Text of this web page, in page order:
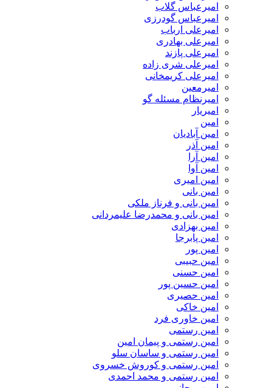
امیرعباس گلاب
امیرعباس گودرزی
امیرعلی ارباب
امیرعلی بهادری
امیرعلی پازند
امیرعلی شری زاده
امیرعلی کریمخانی
امیرمعین
امیرنظام مسئله گو
امیریار
امین
امین آبادیان
امین آذر
امین آرا
امین آوا
امین امیری
امین بانی
امین بانی و فرناز ملکی
امین بانی و محمدرضا علیمردانی
امین بهزادی
امین پابرجا
امین پور
امین حبیبی
امین حسنی
امین حسین پور
امین حصیری
امین خاکی
امین خاوری فرد
امین رستمی
امین رستمی و پیمان امین
امین رستمی و ساسان سلو
امین رستمی و کوروش خسروی
امین رستمی و محمد احمدی